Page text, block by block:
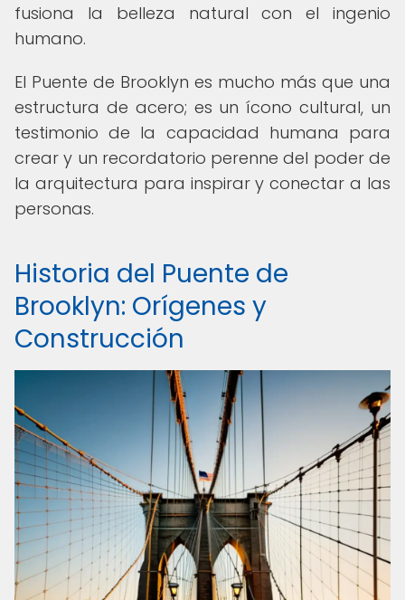
fusiona la belleza natural con el ingenio
humano.
El Puente de Brooklyn es mucho más que una
estructura de acero; es un ícono cultural, un
testimonio de la capacidad humana para
crear y un recordatorio perenne del poder de
la arquitectura para inspirar y conectar a las
personas.
Historia del Puente de
Brooklyn: Orígenes y
Construcción